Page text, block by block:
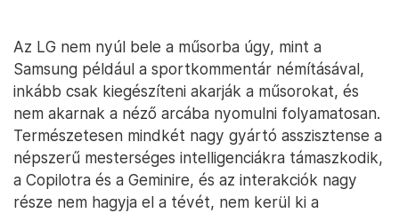
Az LG nem nyúl bele a műsorba úgy, mint a
Samsung például a sportkommentár némításával,
inkább csak kiegészíteni akarják a műsorokat, és
nem akarnak a néző arcába nyomulni folyamatosan.
Természetesen mindkét nagy gyártó asszisztense a
népszerű mesterséges intelligenciákra támaszkodik,
a Copilotra és a Geminire, és az interakciók nagy
része nem hagyja el a tévét, nem kerül ki a